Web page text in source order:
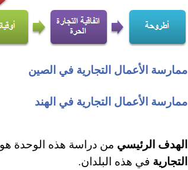
ممارسة الأعمال التجارية في الصين
ممارسة الأعمال التجارية في الهند
الهدف الرئيسي من دراسة هذه الوحدة
التجارية في هذه البلدان.